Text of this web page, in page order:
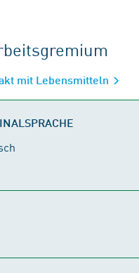
mit Lebensmitteln